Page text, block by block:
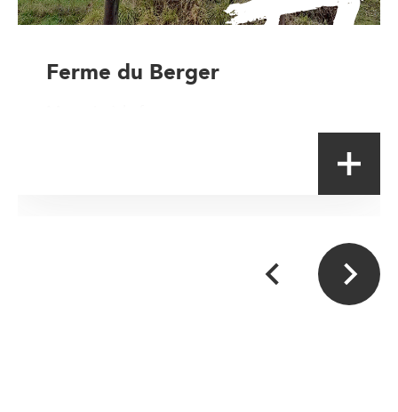
Ferme du Berger